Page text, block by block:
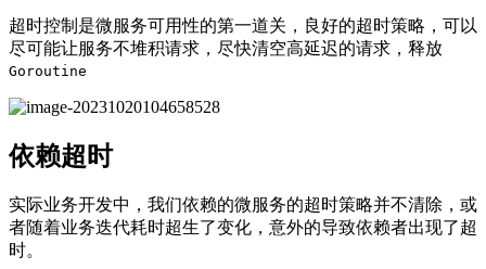
超时控制是微服务可用性的第一道关，良好的超时策略，可以
尽可能让服务不堆积请求，尽快清空高延迟的请求，释放
Goroutine
依赖超时
实际业务开发中，我们依赖的微服务的超时策略并不清除，或
者随着业务迭代耗时超生了变化，意外的导致依赖者出现了超
时。